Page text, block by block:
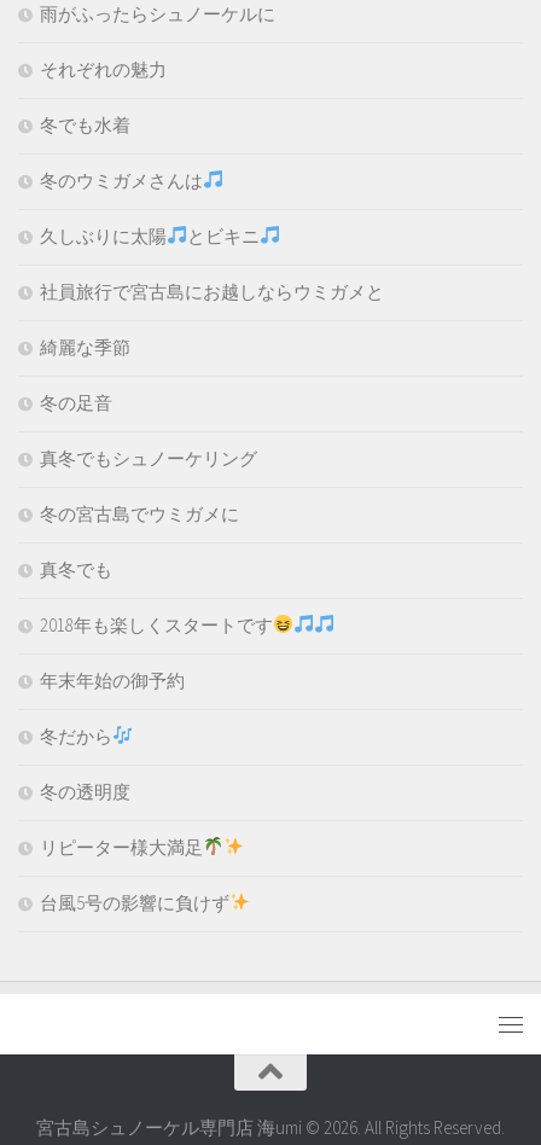
雨がふったらシュノーケルに
それぞれの魅力
冬でも水着
冬のウミガメさんは
久しぶりに太陽 とビキニ
社員旅行で宮古島にお越しならウミガメと
綺麗な季節
冬の足音
真冬でもシュノーケリング
冬の宮古島でウミガメに
真冬でも
2018年も楽しくスタートです
年末年始の御予約
冬だから
冬の透明度
リピーター様大満足
台風5号の影響に負けず
宮古島シュノーケル専門店 海umi © 2026. All Rights Reserved.